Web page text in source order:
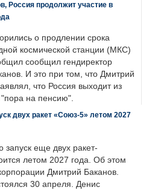
Россия продолжит участие в
о продлении срока
космической станции (МКС)
сообщил гендиректор
И это при том, что Дмитрий
что Россия выходит из
"пора на пенсию".
двух ракет «Союз-5» летом 2027
запуск еще двух ракет-
летом 2027 года. Об этом
Дмитрий Баканов.
30 апреля. Денис